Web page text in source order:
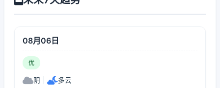
08月06日
优
阴 多云